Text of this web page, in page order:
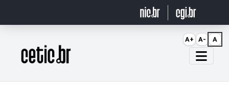
Página inicial
A+ A- A